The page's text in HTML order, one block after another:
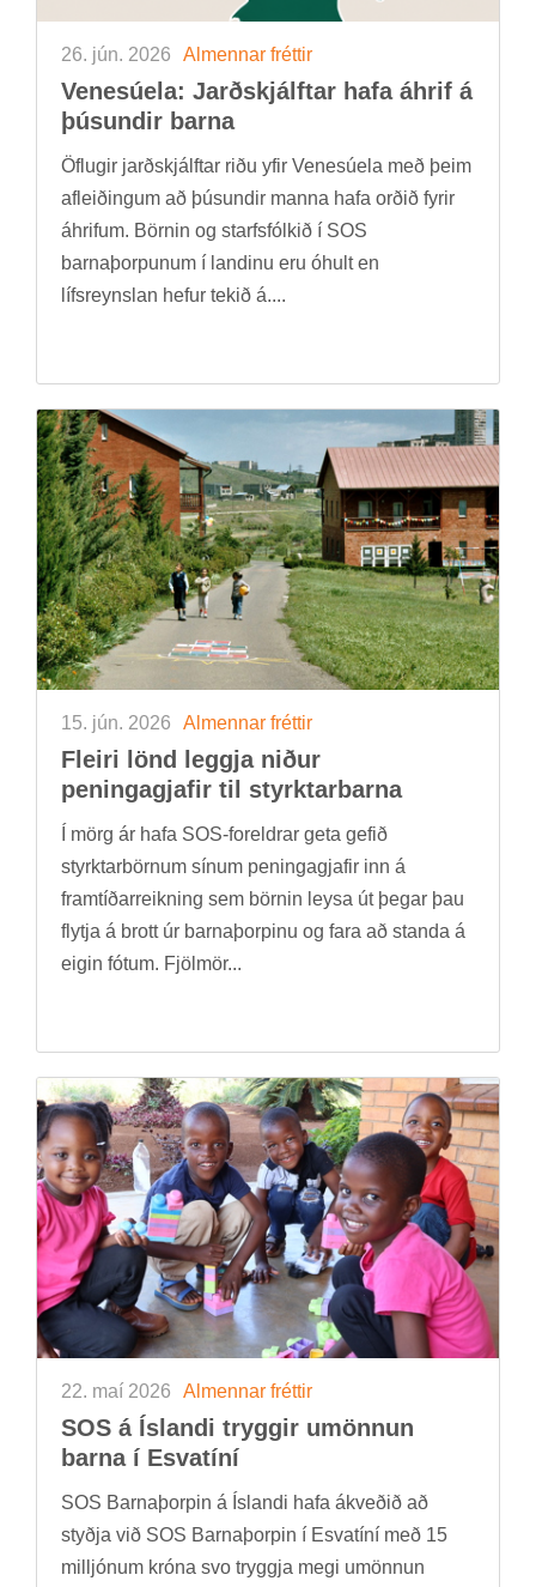
26. jún. 2026 Al­menn­ar frétt­ir
Venesúela: Jarð­skjálft­ar hafa áhrif á
þús­und­ir barna
Öfl­ug­ir jarð­skjálft­ar riðu yfir Venesúela með þeim
af­leið­ing­um að þús­und­ir manna hafa orð­ið fyr­ir
áhrif­um. Börn­in og starfs­fólk­ið í SOS
barna­þorp­un­um í land­inu eru óhult en
lífs­reynsl­an hef­ur tek­ið á....
15. jún. 2026 Al­menn­ar frétt­ir
Fleiri lönd leggja nið­ur
pen­inga­gjaf­ir til styrkt­ar­barna
Í mörg ár hafa SOS-for­eldr­ar geta gef­ið
styrkt­ar­börn­um sín­um pen­inga­gjaf­ir inn á
fram­tíð­ar­reikn­ing sem börn­in leysa út þeg­ar þau
flytja á brott úr barna­þorp­inu og fara að standa á
eig­in fót­um. Fjöl­mör...
22. maí 2026 Al­menn­ar frétt­ir
SOS á Ís­landi trygg­ir umönn­un
barna í Es­vatíní
SOS Barna­þorp­in á Ís­landi hafa ákveð­ið að
styðja við SOS Barna­þorp­in í Es­vatíní með 15
millj­ón­um króna svo tryggja megi umönn­un